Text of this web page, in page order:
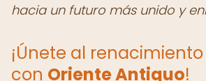
hacia un futuro más unido y
¡Únete al
con Oriente Antiguo!